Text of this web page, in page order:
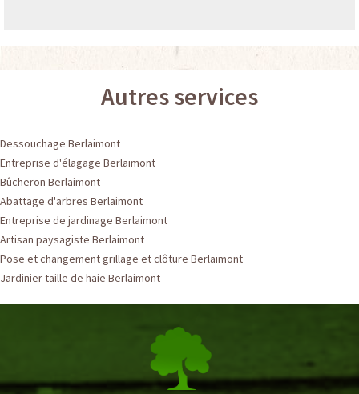
Autres services
Dessouchage Berlaimont
Entreprise d'élagage Berlaimont
Bûcheron Berlaimont
Abattage d'arbres Berlaimont
Entreprise de jardinage Berlaimont
Artisan paysagiste Berlaimont
Pose et changement grillage et clôture Berlaimont
Jardinier taille de haie Berlaimont